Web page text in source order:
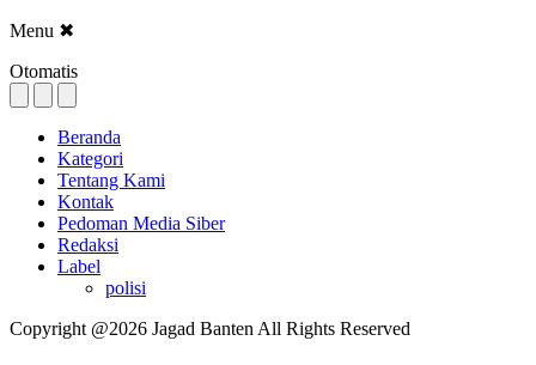
Menu ✖
Otomatis
Beranda
Kategori
Tentang Kami
Kontak
Pedoman Media Siber
Redaksi
Label
polisi
Copyright @2026 Jagad Banten All Rights Reserved